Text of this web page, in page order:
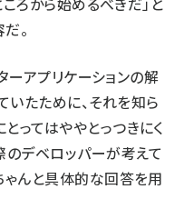
。
ーアプリケーションの解
たために、それを知ら
ってはややとっつきにく
のデベロッパーが考えて
ゃんと具体的な回答を用